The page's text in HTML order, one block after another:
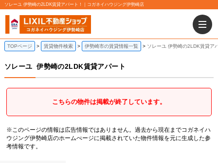
ソレーユ 伊勢崎の2LDK賃貸アパート！｜コガネイハウジング伊勢崎店
TOPページ 賃貸物件検索 伊勢崎市の賃貸情報一覧 ソレーユ 伊勢崎の2LDK賃貸ア
ソレーユ 伊勢崎の2LDK賃貸アパート
こちらの物件は掲載が終了しています。
※このページの情報は広告情報ではありません。過去から現在までコガネイハ
ウジング伊勢崎店のホームぺージに掲載されていた物件情報を元に生成した参
考情報です。